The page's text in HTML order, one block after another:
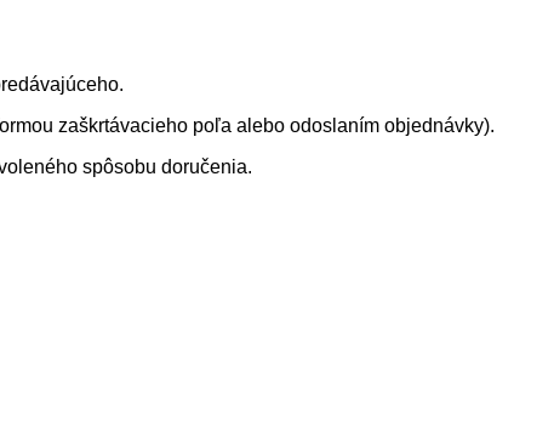
zaškrtávacieho poľa alebo odoslaním objednávky).
spôsobu doručenia.